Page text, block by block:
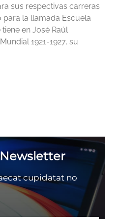
sus respectivas carreras
la llamada Escuela
en José Raúl
1921-1927, su
cupidatat no